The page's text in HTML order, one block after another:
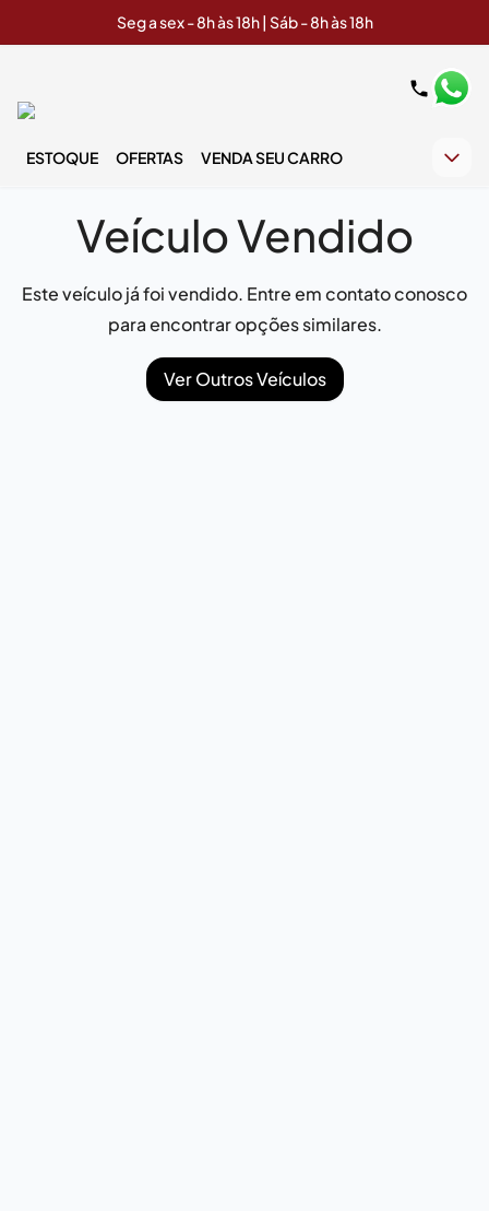
Seg a sex - 8h às 18h | Sáb - 8h às 18h
ESTOQUE OFERTAS VENDA SEU CARRO
Veículo Vendido
Este veículo já foi vendido. Entre em contato conosco
para encontrar opções similares.
Ver Outros Veículos